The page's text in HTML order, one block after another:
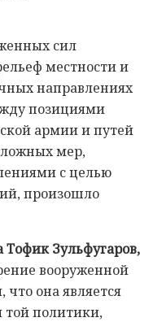
сил
местности и
направлениях
позициями
армии и путей
мер,
с целью
произошло
Зульфугаров,
вооруженной
что она является
политики,